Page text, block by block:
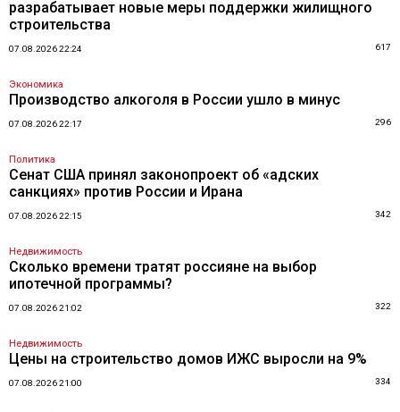
разрабатывает новые меры поддержки жилищного
строительства
07.08.2026 22:24 617
Экономика
Производство алкоголя в России ушло в минус
07.08.2026 22:17 296
Политика
Сенат США принял законопроект об «адских
санкциях» против России и Ирана
07.08.2026 22:15 342
Недвижимость
Сколько времени тратят россияне на выбор
ипотечной программы?
07.08.2026 21:02 322
Недвижимость
Цены на строительство домов ИЖС выросли на 9%
07.08.2026 21:00 334